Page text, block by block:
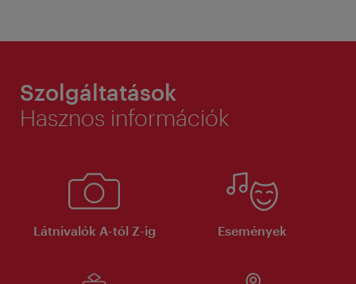
Szolgáltatások
Hasznos információk
Látnivalók A-tól Z-ig Események